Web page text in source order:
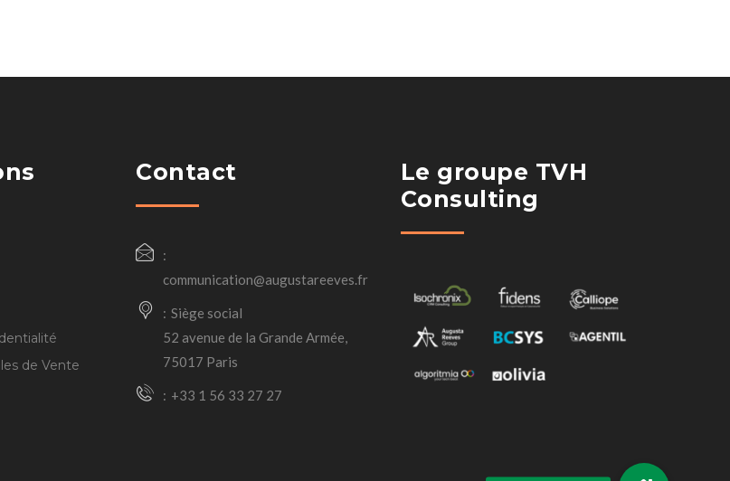
de Vente
Contact
communication@augustareeves.fr
Siège social
52 avenue de la Grande Armée,
75017 Paris
+33 1 56 33 27 27
Le groupe TVH
Consulting